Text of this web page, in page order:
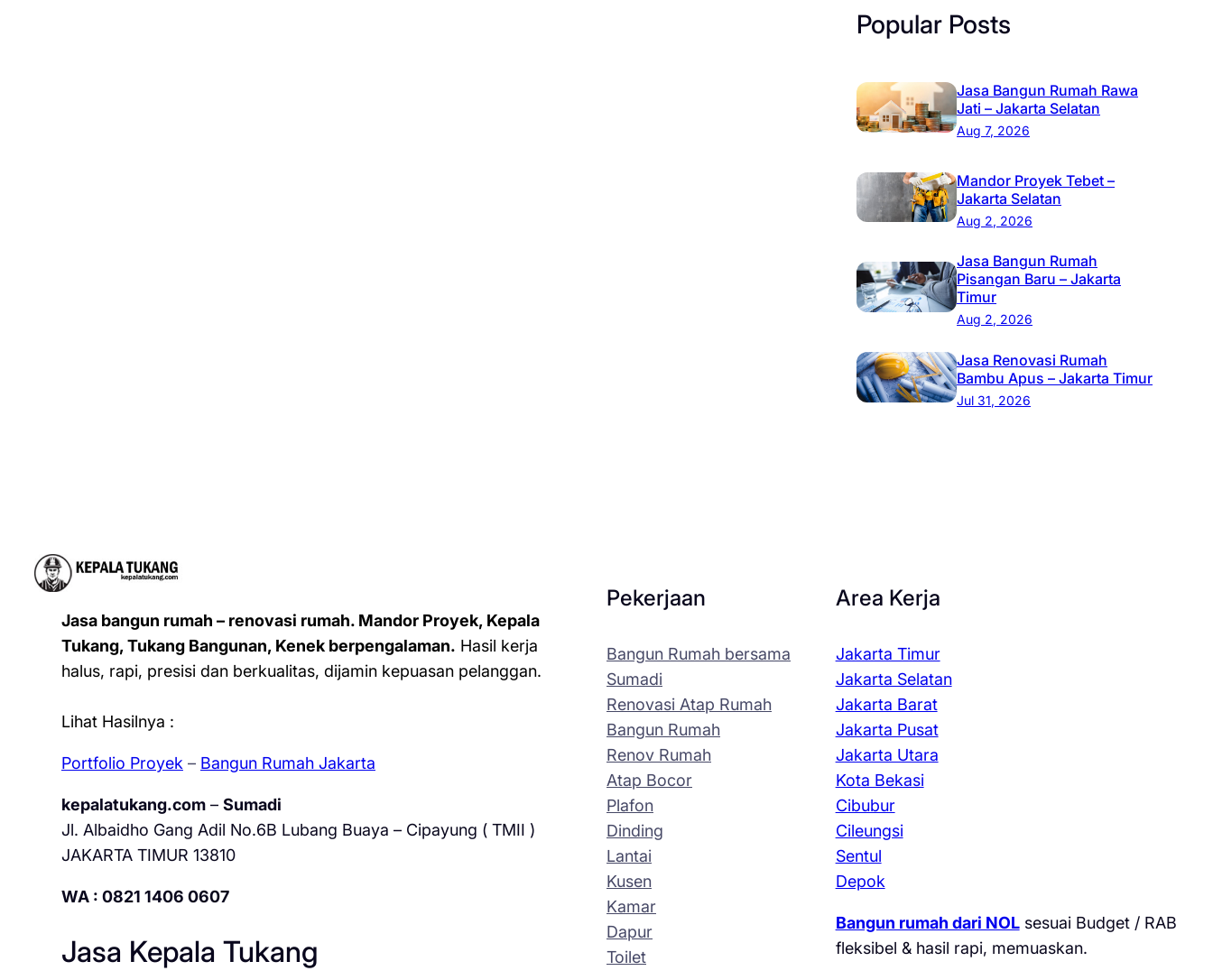
Popular Posts
Jasa Bangun Rumah Rawa
Jati – Jakarta Selatan
Aug 7, 2026
Mandor Proyek Tebet –
Jakarta Selatan
Aug 2, 2026
Jasa Bangun Rumah
Pisangan Baru – Jakarta
Timur
Aug 2, 2026
Jasa Renovasi Rumah
Bambu Apus – Jakarta Timur
Jul 31, 2026
Jasa bangun rumah – renovasi rumah. Mandor Proyek, Kepala
Tukang, Tukang Bangunan, Kenek berpengalaman. Hasil kerja
halus, rapi, presisi dan berkualitas, dijamin kepuasan pelanggan.
Lihat Hasilnya :
Portfolio Proyek – Bangun Rumah Jakarta
kepalatukang.com– Sumadi
Jl. Albaidho Gang Adil No.6B Lubang Buaya – Cipayung ( TMII )
JAKARTA TIMUR 13810
WA : 0821 1406 0607
Jasa Kepala Tukang
Pekerjaan
Bangun Rumah bersama
Sumadi
Renovasi Atap Rumah
Bangun Rumah
Renov Rumah
Atap Bocor
Plafon
Dinding
Lantai
Kusen
Kamar
Dapur
Toilet
Area Kerja
Jakarta Timur
Jakarta Selatan
Jakarta Barat
Jakarta Pusat
Jakarta Utara
Kota Bekasi
Cibubur
Cileungsi
Sentul
Depok
Bangun rumah dari NOLsesuai Budget / RAB
fleksibel & hasil rapi, memuaskan.